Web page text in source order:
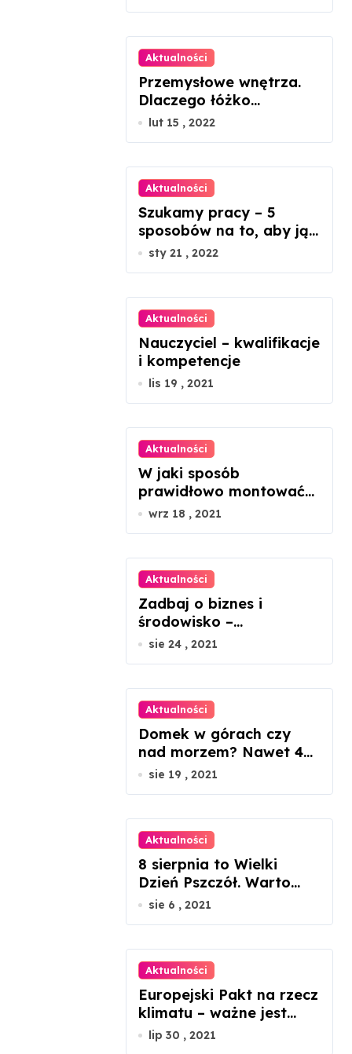
Aktualności
Przemysłowe wnętrza.
Dlaczego łóżko
metalowe będzie
lut 15 , 2022
Aktualności
Szukamy pracy – 5
sposobów na to, aby ją
znaleźć
sty 21 , 2022
Aktualności
Nauczyciel – kwalifikacje
i kompetencje
lis 19 , 2021
Aktualności
W jaki sposób
prawidłowo montować
panele fotowoltaiczne?
wrz 18 , 2021
Aktualności
Zadbaj o biznes i
środowisko –
ekologiczne porady dla
sie 24 , 2021
Aktualności
Domek w górach czy
nad morzem? Nawet 45
proc. wzrosty cen
sie 19 , 2021
Aktualności
8 sierpnia to Wielki
Dzień Pszczół. Warto
docenić ich rolę w
sie 6 , 2021
Aktualności
Europejski Pakt na rzecz
klimatu – ważne jest
zaangażowanie każdego
lip 30 , 2021